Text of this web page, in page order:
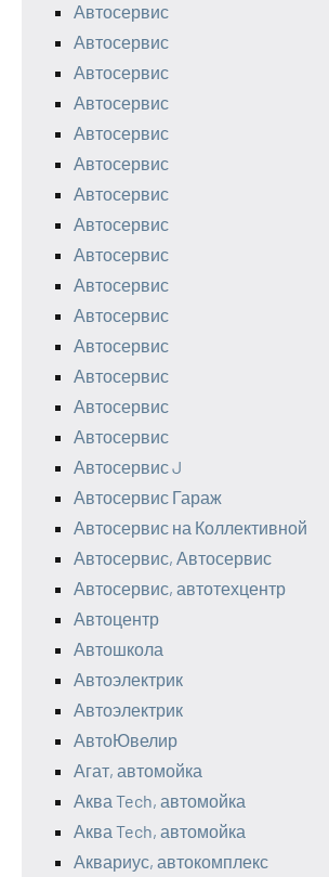
Автосервис
Автосервис
Автосервис
Автосервис
Автосервис
Автосервис
Автосервис
Автосервис
Автосервис
Автосервис
Автосервис
Автосервис
Автосервис
Автосервис
Автосервис
Автосервис J
Автосервис Гараж
Автосервис на Коллективной
Автосервис, Автосервис
Автосервис, автотехцентр
Автоцентр
Автошкола
Автоэлектрик
Автоэлектрик
АвтоЮвелир
Агат, автомойка
Аква Tech, автомойка
Аква Tech, автомойка
Аквариус, автокомплекс